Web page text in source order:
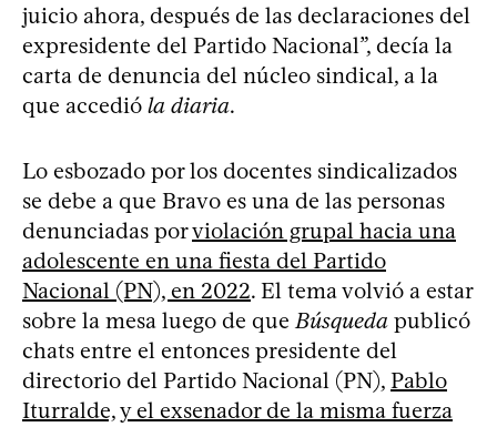
juicio ahora, después de las declaraciones del
expresidente del Partido Nacional”, decía la
carta de denuncia del núcleo sindical, a la
que accedió la diaria.
Lo esbozado por los docentes sindicalizados
se debe a que Bravo es una de las personas
denunciadas porviolación grupal hacia una
adolescente en una fiesta del Partido
Nacional (PN), en 2022. El tema volvió a estar
sobre la mesa luego de que Búsqueda publicó
chats entre el entonces presidente del
directorio del Partido Nacional (PN), Pablo
Iturralde, y el exsenador de la misma fuerza